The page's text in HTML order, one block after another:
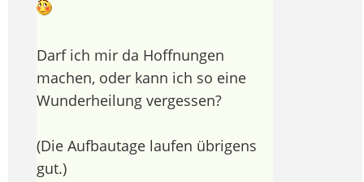
Darf ich mir da Hoffnungen
machen, oder kann ich so eine
Wunderheilung vergessen?
(Die Aufbautage laufen übrigens
gut.)